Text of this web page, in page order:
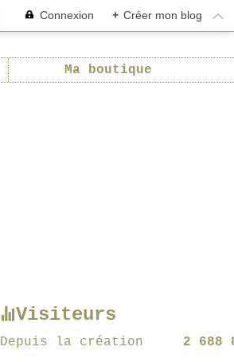
Connexion + Créer mon blog
Ma boutique
Visiteurs
Depuis la création 2 688